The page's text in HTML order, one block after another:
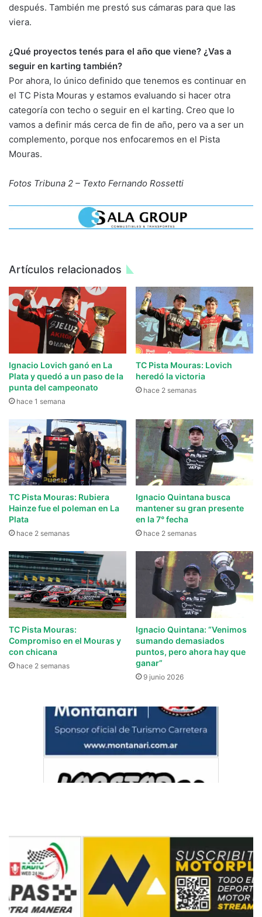
después. También me prestó sus cámaras para que las
viera.
¿Qué proyectos tenés para el año que viene? ¿Vas a
seguir en karting también?
Por ahora, lo único definido que tenemos es continuar en
el TC Pista Mouras y estamos evaluando si hacer otra
categoría con techo o seguir en el karting. Creo que lo
vamos a definir más cerca de fin de año, pero va a ser un
complemento, porque nos enfocaremos en el Pista
Mouras.
Fotos Tribuna 2 – Texto Fernando Rossetti
Artículos relacionados
Ignacio Lovich ganó en La
Plata y quedó a un paso de la
punta del campeonato
hace 1 semana
TC Pista Mouras: Lovich
heredó la victoria
hace 2 semanas
TC Pista Mouras: Rubiera
Hainze fue el poleman en La
Plata
hace 2 semanas
Ignacio Quintana busca
mantener su gran presente
en la 7° fecha
hace 2 semanas
TC Pista Mouras:
Compromiso en el Mouras y
con chicana
hace 2 semanas
Ignacio Quintana: “Venimos
sumando demasiados
puntos, pero ahora hay que
ganar”
9 junio 2026